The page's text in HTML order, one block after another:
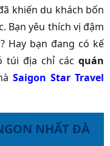
khiến du khách bốn
Bạn yêu thích vị đậm
Hay bạn đang có kế
túi địa chỉ các quán
Saigon Star Travel
NHẤT ĐÀ